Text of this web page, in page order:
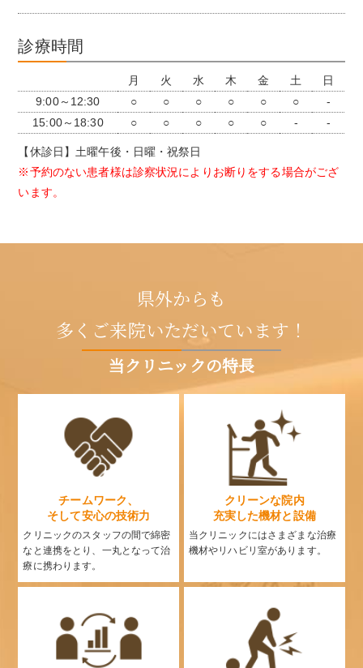
診療時間
月 火 水 木 金 土
日
9:00～12:30
○ ○ ○ ○ ○ ○
-
15:00～18:30
○ ○ ○ ○ ○ - -
【休診日】土曜午後・日曜・祝祭日
※予約のない患者様は診察状況によりお断りをする場合がござ
います。
県外からも
多くご来院いただいています！
当クリニックの特長
チームワーク、
そして安心の技術力
クリニックのスタッフの間で綿密
なと連携をとり、一丸となって治
療に携わります。
クリーンな院内
充実した機材と設備
当クリニックにはさまざまな治療
機材やリハビリ室があります。